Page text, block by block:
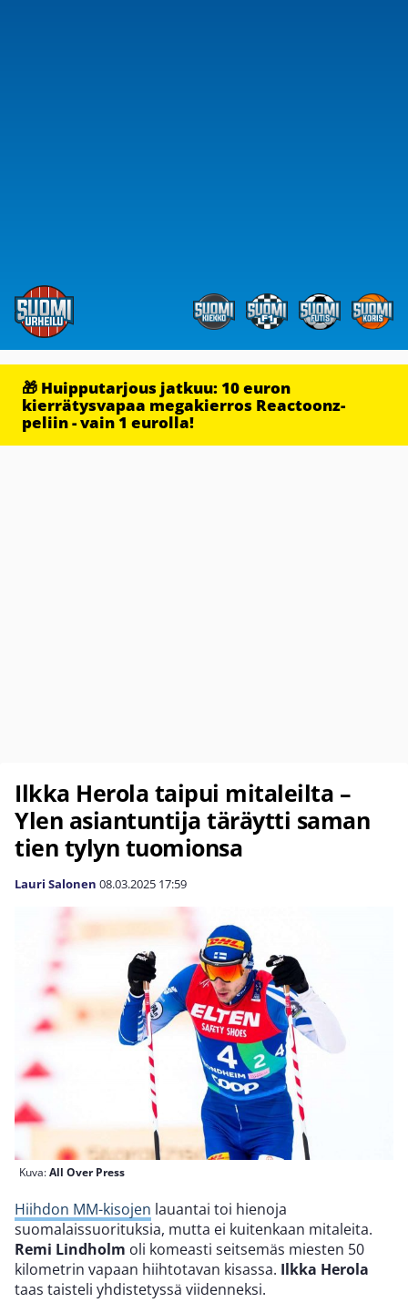
🎁 Huipputarjous jatkuu: 10 euron
kierrätysvapaa megakierros Reactoonz-
peliin - vain 1 eurolla!
Ilkka Herola taipui mitaleilta –
Ylen asiantuntija täräytti saman
tien tylyn tuomionsa
Lauri Salonen 08.03.2025 17:59
Kuva:All Over Press
Hiihdon MM-kisojen lauantai toi hienoja
suomalaissuorituksia, mutta ei kuitenkaan mitaleita.
Remi Lindholm oli komeasti seitsemäs miesten 50
kilometrin vapaan hiihtotavan kisassa. Ilkka Herola
taas taisteli yhdistetyssä viidenneksi.